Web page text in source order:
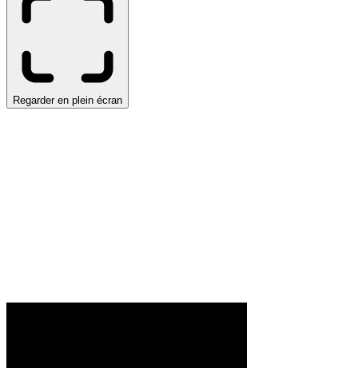
Regarder en plein écran